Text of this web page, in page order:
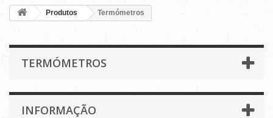
Produtos Termómetros
TERMÓMETROS
INFORMAÇÃO